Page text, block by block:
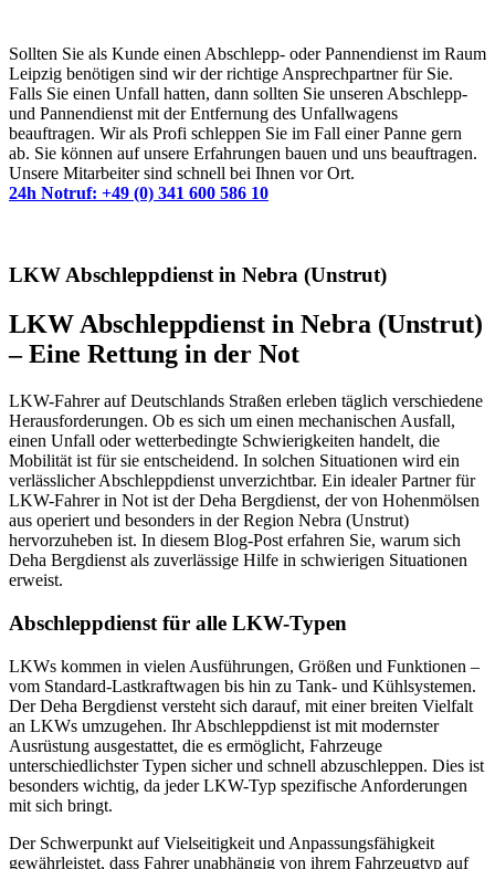
Sollten Sie als Kunde einen Abschlepp- oder Pannendienst im Raum
Leipzig benötigen sind wir der richtige Ansprechpartner für Sie.
Falls Sie einen Unfall hatten, dann sollten Sie unseren Abschlepp-
und Pannendienst mit der Entfernung des Unfallwagens
beauftragen. Wir als Profi schleppen Sie im Fall einer Panne gern
ab. Sie können auf unsere Erfahrungen bauen und uns beauftragen.
Unsere Mitarbeiter sind schnell bei Ihnen vor Ort.
24h Notruf: +49 (0) 341 600 586 10
LKW Abschleppdienst in Nebra (Unstrut)
LKW Abschleppdienst in Nebra (Unstrut)
– Eine Rettung in der Not
LKW-Fahrer auf Deutschlands Straßen erleben täglich verschiedene
Herausforderungen. Ob es sich um einen mechanischen Ausfall,
einen Unfall oder wetterbedingte Schwierigkeiten handelt, die
Mobilität ist für sie entscheidend. In solchen Situationen wird ein
verlässlicher Abschleppdienst unverzichtbar. Ein idealer Partner für
LKW-Fahrer in Not ist der Deha Bergdienst, der von Hohenmölsen
aus operiert und besonders in der Region Nebra (Unstrut)
hervorzuheben ist. In diesem Blog-Post erfahren Sie, warum sich
Deha Bergdienst als zuverlässige Hilfe in schwierigen Situationen
erweist.
Abschleppdienst für alle LKW-Typen
LKWs kommen in vielen Ausführungen, Größen und Funktionen –
vom Standard-Lastkraftwagen bis hin zu Tank- und Kühlsystemen.
Der Deha Bergdienst versteht sich darauf, mit einer breiten Vielfalt
an LKWs umzugehen. Ihr Abschleppdienst ist mit modernster
Ausrüstung ausgestattet, die es ermöglicht, Fahrzeuge
unterschiedlichster Typen sicher und schnell abzuschleppen. Dies ist
besonders wichtig, da jeder LKW-Typ spezifische Anforderungen
mit sich bringt.
Der Schwerpunkt auf Vielseitigkeit und Anpassungsfähigkeit
gewährleistet, dass Fahrer unabhängig von ihrem Fahrzeugtyp auf